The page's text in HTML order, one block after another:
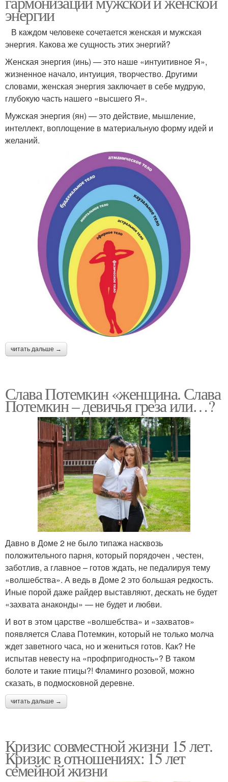
энергии
В каждом человеке сочетается женская и мужская
энергия. Какова же сущность этих энергий?
Женская энергия (инь) — это наше «интуитивное Я»,
жизненное начало, интуиция, творчество. Другими
словами, женская энергия заключает в себе мудрую,
глубокую часть нашего «высшего Я».
Мужская энергия (ян) — это действие, мышление,
интеллект, воплощение в материальную форму идей и
желаний.
читать дальше →
Слава Потемкин «женщина. Слава
Потемкин – девичья греза или…?
Давно в Доме 2 не было типажа насквозь
положительного парня, который порядочен , честен,
заботлив, а главное – готов ждать, не педалируя тему
«волшебства». А ведь в Доме 2 это большая редкость.
Иные порой даже райдер выставляют, дескать не будет
«захвата анаконды» — не будет и любви.
И вот в этом царстве «волшебства» и «захватов»
появляется Слава Потемкин, который не только молча
ждет заветного часа, но и жениться готов. Как? Не
испытав невесту на «профпригодность»? В таком
болоте и такие птицы?! Фламинго розовой, можно
сказать, в подмосковной деревне.
читать дальше →
Кризис совместной жизни 15 лет.
Кризис в отношениях: 15 лет
семейной жизни